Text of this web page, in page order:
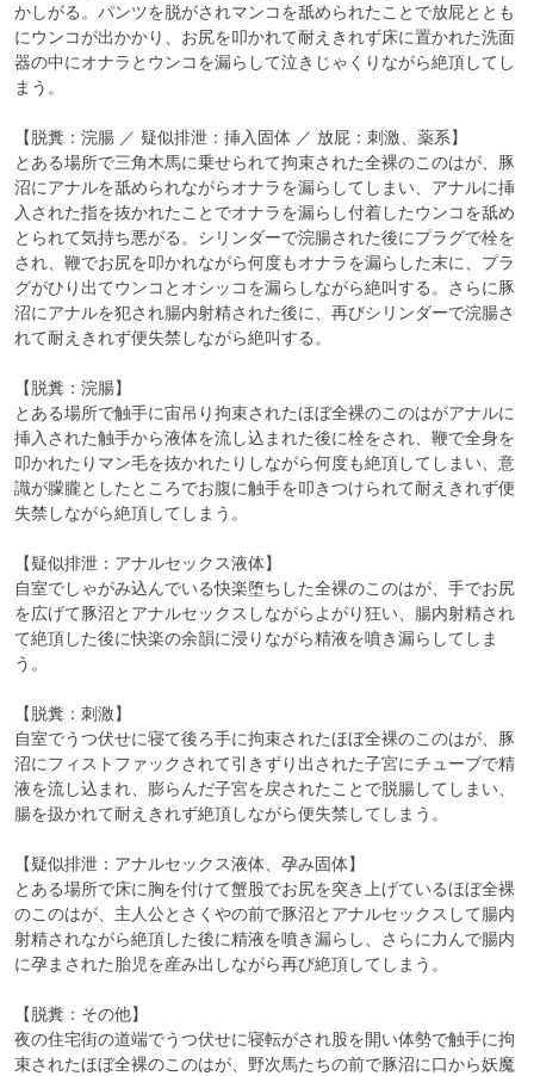
かしがる。パンツを脱がされマンコを舐められたことで放屁ととも
にウンコが出かかり、お尻を叩かれて耐えきれず床に置かれた洗面
器の中にオナラとウンコを漏らして泣きじゃくりながら絶頂してし
まう。
【脱糞：浣腸 ／ 疑似排泄：挿入固体 ／ 放屁：刺激、薬系】
とある場所で三角木馬に乗せられて拘束された全裸のこのはが、豚
沼にアナルを舐められながらオナラを漏らしてしまい、アナルに挿
入された指を抜かれたことでオナラを漏らし付着したウンコを舐め
とられて気持ち悪がる。シリンダーで浣腸された後にプラグで栓を
され、鞭でお尻を叩かれながら何度もオナラを漏らした末に、プラ
グがひり出てウンコとオシッコを漏らしながら絶叫する。さらに豚
沼にアナルを犯され腸内射精された後に、再びシリンダーで浣腸さ
れて耐えきれず便失禁しながら絶叫する。
【脱糞：浣腸】
とある場所で触手に宙吊り拘束されたほぼ全裸のこのはがアナルに
挿入された触手から液体を流し込まれた後に栓をされ、鞭で全身を
叩かれたりマン毛を抜かれたりしながら何度も絶頂してしまい、意
識が朦朧としたところでお腹に触手を叩きつけられて耐えきれず便
失禁しながら絶頂してしまう。
【疑似排泄：アナルセックス液体】
自室でしゃがみ込んでいる快楽堕ちした全裸のこのはが、手でお尻
を広げて豚沼とアナルセックスしながらよがり狂い、腸内射精され
て絶頂した後に快楽の余韻に浸りながら精液を噴き漏らしてしま
う。
【脱糞：刺激】
自室でうつ伏せに寝て後ろ手に拘束されたほぼ全裸のこのはが、豚
沼にフィストファックされて引きずり出された子宮にチューブで精
液を流し込まれ、膨らんだ子宮を戻されたことで脱腸してしまい、
腸を扱かれて耐えきれず絶頂しながら便失禁してしまう。
【疑似排泄：アナルセックス液体、孕み固体】
とある場所で床に胸を付けて蟹股でお尻を突き上げているほぼ全裸
のこのはが、主人公とさくやの前で豚沼とアナルセックスして腸内
射精されながら絶頂した後に精液を噴き漏らし、さらに力んで腸内
に孕まされた胎児を産み出しながら再び絶頂してしまう。
【脱糞：その他】
夜の住宅街の道端でうつ伏せに寝転がされ股を開い体勢で触手に拘
束されたほぼ全裸のこのはが、野次馬たちの前で豚沼に口から妖魔